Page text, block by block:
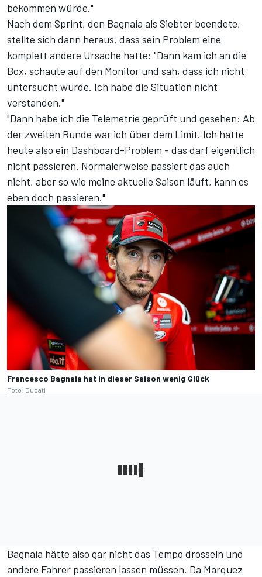
bekommen würde."
Nach dem Sprint, den Bagnaia als Siebter beendete,
stellte sich dann heraus, dass sein Problem eine
komplett andere Ursache hatte: "Dann kam ich an die
Box, schaute auf den Monitor und sah, dass ich nicht
untersucht wurde. Ich habe die Situation nicht
verstanden."
"Dann habe ich die Telemetrie geprüft und gesehen: Ab
der zweiten Runde war ich über dem Limit. Ich hatte
heute also ein Dashboard-Problem - das darf eigentlich
nicht passieren. Normalerweise passiert das auch
nicht, aber so wie meine aktuelle Saison läuft, kann es
eben doch passieren."
Francesco Bagnaia hat in dieser Saison wenig Glück
Foto: Ducati
Bagnaia hätte also gar nicht das Tempo drosseln und
andere Fahrer passieren lassen müssen. Da Marquez